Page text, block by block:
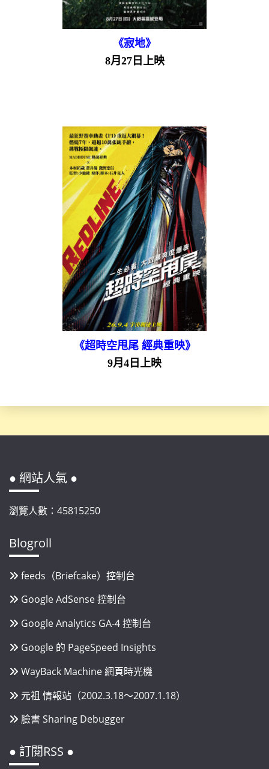
《寂地》
8月27日上映
《超時空甩尾 經典重映》
9月4日上映
● 網站人氣 ●
瀏覽人數：45815250
Blogroll
feeds（Briefcake）控制台
Google AdSense 控制台
Google Analytics GA-4 控制台
Google 的 PageSpeed Insights
WayBack Machine 網頁時光機
元祖 情報站（2002.3.18～2007.1.18）
臉書 Sharing Debugger
● 訂閱RSS ●